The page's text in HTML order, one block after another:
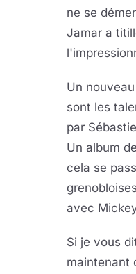
ne se
Jamar a
Un
sont les
par
Un album de
cela se
avec
Si je vous
maintenant